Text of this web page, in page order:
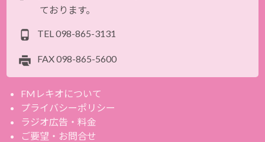
ております。
TEL 098-865-3131
FAX098-865-5600
FMレキオについて
プライバシーポリシー
ラジオ広告・料金
ご要望・お問合せ